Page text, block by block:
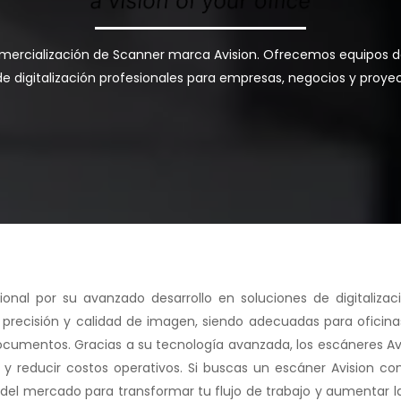
de Scanner marca Avision. Ofrecemos
digitalización profesionales para empresas, negocios y
por su avanzado desarrollo en soluciones de
y calidad de imagen, siendo adecuadas para
Gracias a su tecnología avanzada, los escáneres
reducir costos operativos. Si buscas un escáner Avision
mercado para transformar tu flujo de trabajo y aumentar